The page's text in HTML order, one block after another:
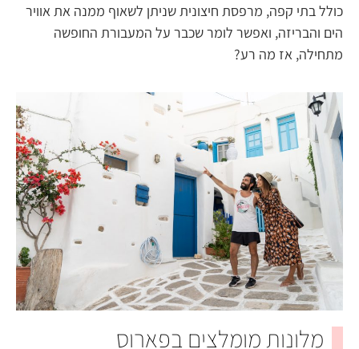
כולל בתי קפה, מרפסת חיצונית שניתן לשאוף ממנה את אוויר
הים והבריזה, ואפשר לומר שכבר על המעבורת החופשה
מתחילה, אז מה רע?
מלונות מומלצים בפארוס